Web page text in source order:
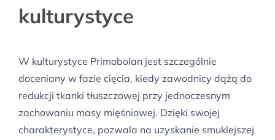
kulturystyce
W kulturystyce Primobolan jest szczególnie
doceniany w fazie cięcia, kiedy zawodnicy dążą do
redukcji tkanki tłuszczowej przy jednoczesnym
zachowaniu masy mięśniowej. Dzięki swojej
charakterystyce, pozwala na uzyskanie smuklejszej